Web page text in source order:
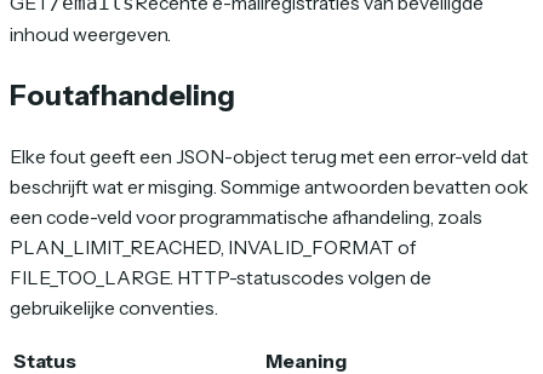
inhoud weergeven.
Foutafhandeling
Elke fout geeft een JSON-object terug met een error-veld dat
beschrijft wat er misging. Sommige antwoorden bevatten ook
een code-veld voor programmatische afhandeling, zoals
PLAN_LIMIT_REACHED, INVALID_FORMAT of
FILE_TOO_LARGE. HTTP-statuscodes volgen de
gebruikelijke conventies.
Status Meaning